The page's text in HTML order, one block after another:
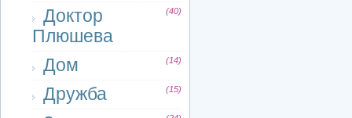
Доктор
Плюшева
(40)
Дом (14)
Дружба (15)